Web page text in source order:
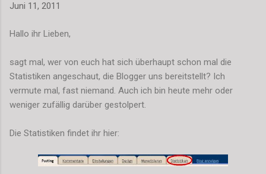
Juni 11, 2011
Hallo ihr Lieben,
sagt mal, wer von euch hat sich überhaupt schon mal die
Statistiken angeschaut, die Blogger uns bereitstellt? Ich
vermute mal, fast niemand. Auch ich bin heute mehr oder
weniger zufällig darüber gestolpert.
Die Statistiken findet ihr hier: